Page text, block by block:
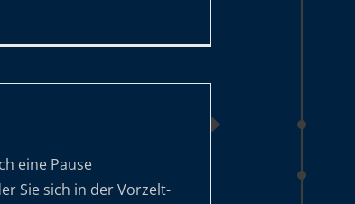
eine Pause
Sie sich in der Vorzelt-